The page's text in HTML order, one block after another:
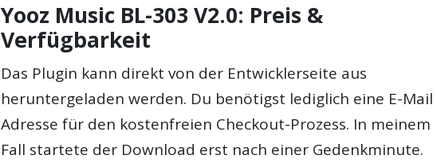
Yooz Music BL-303 V2.0: Preis &
Verfügbarkeit
Das Plugin kann direkt von der Entwicklerseite aus
heruntergeladen werden. Du benötigst lediglich eine E-Mail
Adresse für den kostenfreien Checkout-Prozess. In meinem
Fall startete der Download erst nach einer Gedenkminute.